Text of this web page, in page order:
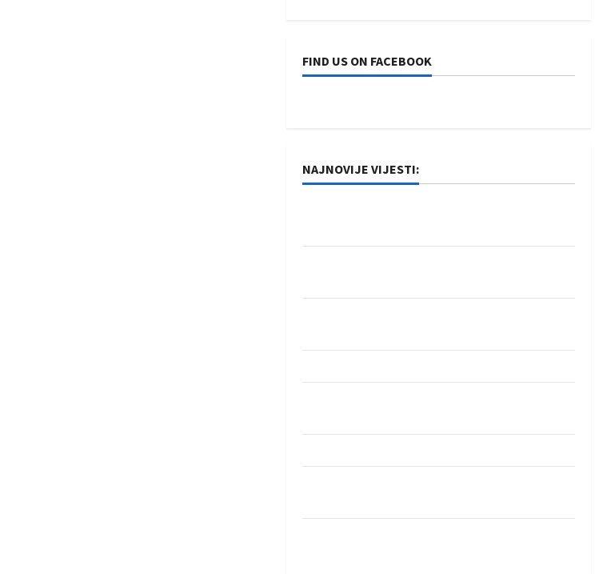
FIND US ON FACEBOOK
NAJNOVIJE VIJESTI: